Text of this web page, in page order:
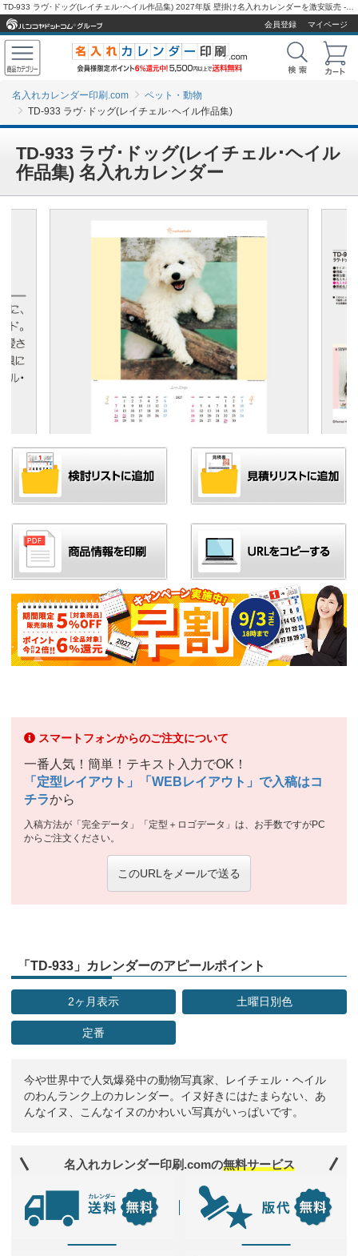
会員登録
マイページ
名入れカレンダー印刷.com
ペット・動物
TD-933 ラヴ･ドッグ(レイチェル･ヘイル作品集)
TD-933 ラヴ･ドッグ(レイチェル･ヘイル
作品集) 名入れカレンダー
スマートフォンからのご注文について
一番人気！簡単！テキスト入力でOK！
「定型レイアウト」「WEBレイアウト」で入稿はコ
チラから
入稿方法が「完全データ」「定型＋ロゴデータ」は、お手数ですがPC
からご注文ください。
このURLをメールで送る
「TD-933」カレンダーのアピールポイント
2ヶ月表示 土曜日別色
定番
今や世界中で人気爆発中の動物写真家、レイチェル・ヘイル
のわんランク上のカレンダー。イヌ好きにはたまらない、あ
んなイヌ、こんなイヌのかわいい写真がいっぱいです。
名入れカレンダー印刷.comの無料サービス